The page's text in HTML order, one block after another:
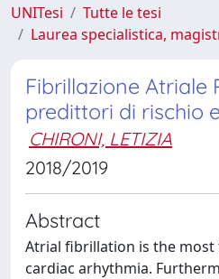
UNITesi
Tutte le tesi
Laurea specialistica,
Fibrillazione Atriale
predittori di rischio
CHIRONI, LETIZIA
2018/2019
Abstract
Atrial fibrillation is the
cardiac arhythmia.